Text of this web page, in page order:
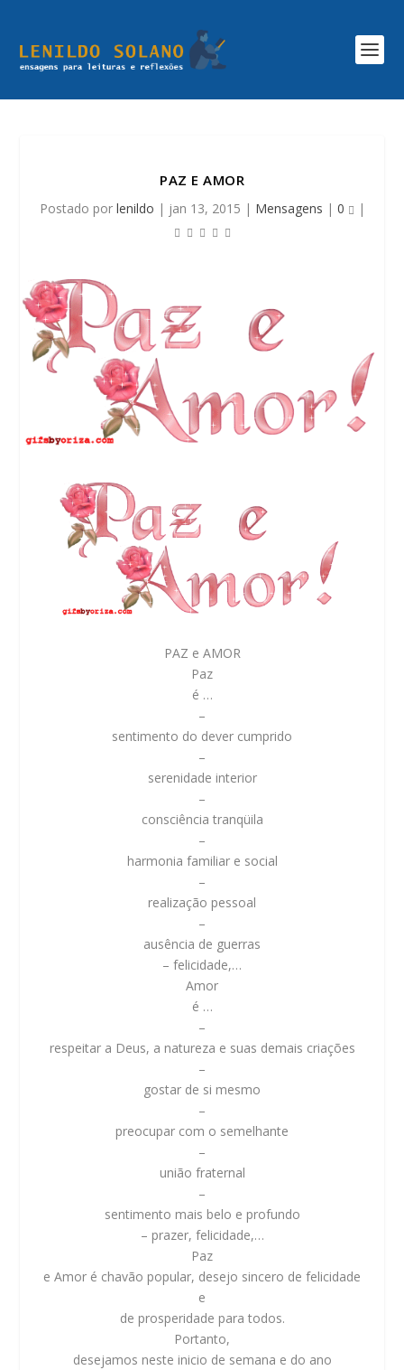
PAZ E AMOR
Postado por lenildo | jan 13, 2015 | Mensagens | 0 |
PAZ e AMOR
Paz
é …
–
sentimento do dever cumprido
–
serenidade interior
–
consciência tranqüila
–
harmonia familiar e social
–
realização pessoal
–
ausência de guerras
– felicidade,…
Amor
é …
–
respeitar a Deus, a natureza e suas demais criações
–
gostar de si mesmo
–
preocupar com o semelhante
–
união fraternal
–
sentimento mais belo e profundo
– prazer, felicidade,…
Paz
e Amor é chavão popular, desejo sincero de felicidade
e
de prosperidade para todos.
Portanto,
desejamos neste inicio de semana e do ano